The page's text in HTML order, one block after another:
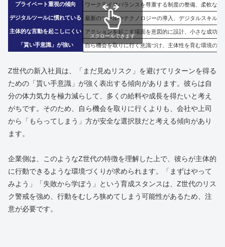
プライベート重視の傾向 ワークライフバランスを尊重する制度の整備、柔軟な働
デジタルツールに慣れている 最新のツールやテクノロジーの導入、デジタルスキル
主体的な言動を起こしにくい アクションを起こす場面を意図的に設計、小さな成功体
「貰い手意識」が強い 自ら機会を取りに行く意識づけ、主体性を育む環境の整
スクロールできます
Z世代の新入社員は、「まだ見ぬリスク」を避けてリターンを得る
ための「貰い手意識」が強く表出する傾向があります。彼らは自
分の体力気力を極力減らして、多くの給料や成長を得たいと考え
がちです。そのため、自ら機会を取りに行くよりも、会社や上司
から「もらってしまう」方が安全な選択肢だと考える傾向があり
ます。
企業側は、このようなZ世代の特徴を理解した上で、彼らが主体的
に行動できるような環境づくりが求められます。「まずはやって
みよう」「失敗から学ぼう」という育成スタンスは、Z世代のリス
ク警戒を強め、行動をむしろ狭めてしまう可能性があるため、注
意が必要です。